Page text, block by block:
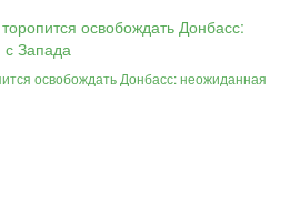
освобождать Донбасс: неожиданная